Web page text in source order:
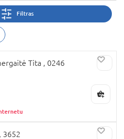
rūpestingumą, empatiją bei
Tai dovana, kuri tampa prisiminimu
iš kartos į kartą. Pasirinkę NINES
kokybę, tradicijas ir
Filtras
Tita , 0246
3652